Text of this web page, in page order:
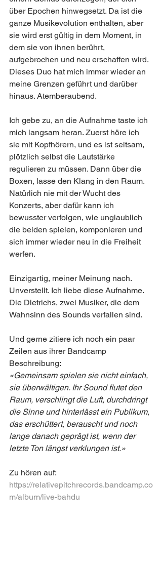
über Epochen hinwegsetzt. Da ist die
ganze Musikevolution enthalten, aber
sie wird erst gültig in dem Moment, in
dem sie von ihnen berührt,
aufgebrochen und neu erschaffen wird.
Dieses Duo hat mich immer wieder an
meine Grenzen geführt und darüber
hinaus. Atemberaubend.
Ich gebe zu, an die Aufnahme taste ich
mich langsam heran. Zuerst höre ich
sie mit Kopfhörern, und es ist seltsam,
plötzlich selbst die Lautstärke
regulieren zu müssen. Dann über die
Boxen, lasse den Klang in den Raum.
Natürlich nie mit der Wucht des
Konzerts, aber dafür kann ich
bewusster verfolgen, wie unglaublich
die beiden spielen, komponieren und
sich immer wieder neu in die Freiheit
werfen.
Einzigartig, meiner Meinung nach.
Unverstellt. Ich liebe diese Aufnahme.
Die Dietrichs, zwei Musiker, die dem
Wahnsinn des Sounds verfallen sind.
Und gerne zitiere ich noch ein paar
Zeilen aus ihrer Bandcamp
Beschreibung:
«Gemeinsam spielen sie nicht einfach,
sie überwältigen. Ihr Sound flutet den
Raum, verschlingt die Luft, durchdringt
die Sinne und hinterlässt ein Publikum,
das erschüttert, berauscht und noch
lange danach geprägt ist, wenn der
letzte Ton längst verklungen ist.»
Zu hören auf:
https://relativepitchrecords.bandcamp.co
m/album/live-bahdu